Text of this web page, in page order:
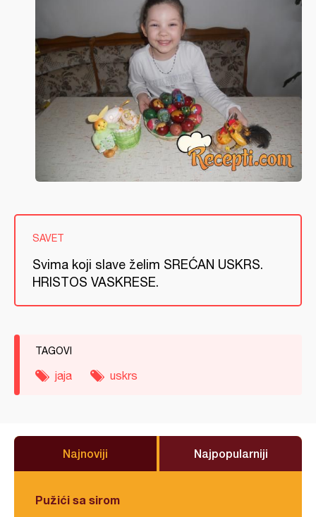
SAVET
Svima koji slave želim SREĆAN USKRS.
HRISTOS VASKRESE.
TAGOVI
jaja uskrs
Najnoviji Najpopularniji
Pužići sa sirom